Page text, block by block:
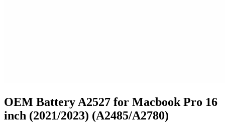
OEM Battery A2527 for Macbook Pro 16
inch (2021/2023) (A2485/A2780)